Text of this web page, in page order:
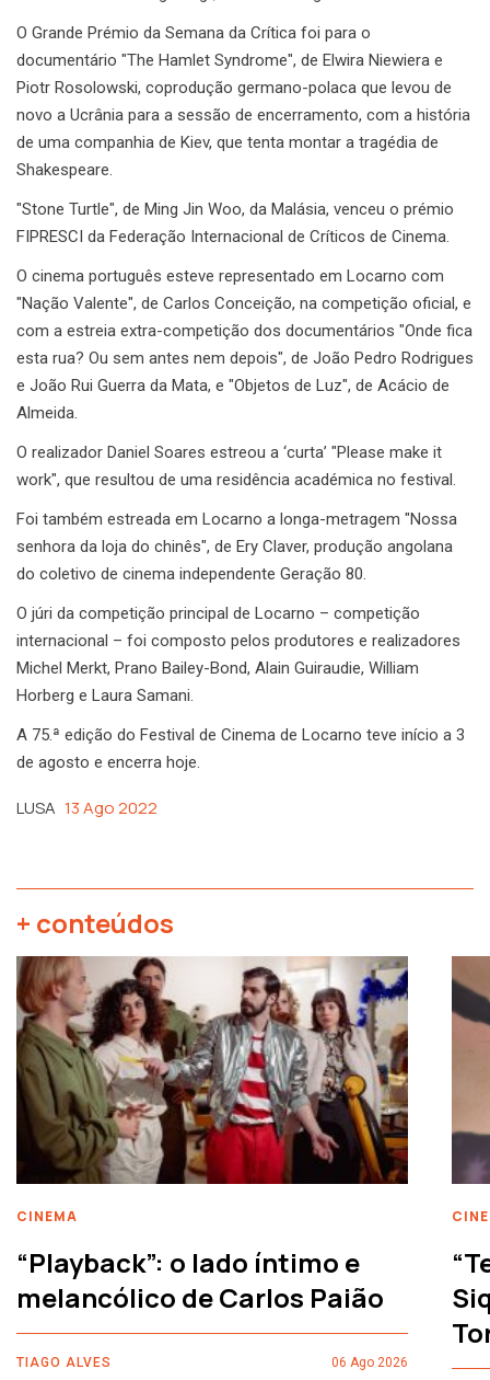
O Grande Prémio da Semana da Crítica foi para o
documentário "The Hamlet Syndrome", de Elwira Niewiera e
Piotr Rosolowski, coprodução germano-polaca que levou de
novo a Ucrânia para a sessão de encerramento, com a história
de uma companhia de Kiev, que tenta montar a tragédia de
Shakespeare.
"Stone Turtle", de Ming Jin Woo, da Malásia, venceu o prémio
FIPRESCI da Federação Internacional de Críticos de Cinema.
O cinema português esteve representado em Locarno com
"Nação Valente", de Carlos Conceição, na competição oficial, e
com a estreia extra-competição dos documentários "Onde fica
esta rua? Ou sem antes nem depois", de João Pedro Rodrigues
e João Rui Guerra da Mata, e "Objetos de Luz", de Acácio de
Almeida.
O realizador Daniel Soares estreou a ‘curta’ "Please make it
work", que resultou de uma residência académica no festival.
Foi também estreada em Locarno a longa-metragem "Nossa
senhora da loja do chinês", de Ery Claver, produção angolana
do coletivo de cinema independente Geração 80.
O júri da competição principal de Locarno – competição
internacional – foi composto pelos produtores e realizadores
Michel Merkt, Prano Bailey-Bond, Alain Guiraudie, William
Horberg e Laura Samani.
A 75.ª edição do Festival de Cinema de Locarno teve início a 3
de agosto e encerra hoje.
LUSA 13 Ago 2022
+ conteúdos
CINEMA
“Playback”: o lado íntimo e
melancólico de Carlos Paião
TIAGO ALVES 06 Ago 2026